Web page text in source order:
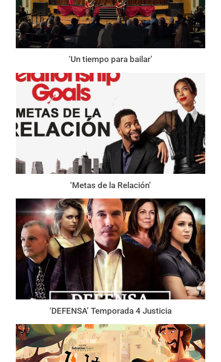
‘Un tiempo para bailar’
‘Metas de la Relación’
‘DEFENSA’ Temporada 4 Justicia